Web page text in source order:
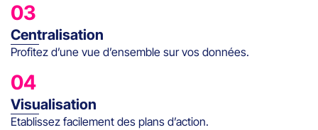
03
Centralisation
Profitez d’une vue d’ensemble sur vos données.
04
Visualisation
Etablissez facilement des plans d’action.